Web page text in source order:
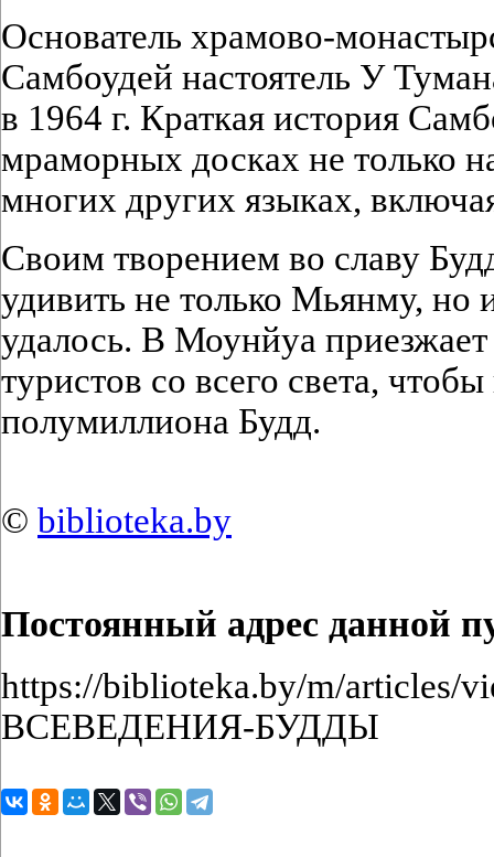
Основатель храмово-
Самбоудей настоятель У
в 1964 г. Краткая история
мраморных досках не только
многих других языках,
Своим творением во славу
удивить не только Мьянму, но
удалось. В Моунйуа
туристов со всего света,
полумиллиона Будд.
© biblioteka.by
Постоянный адрес данной
https://biblioteka.by/m/
ВСЕВЕДЕНИЯ-БУДДЫ